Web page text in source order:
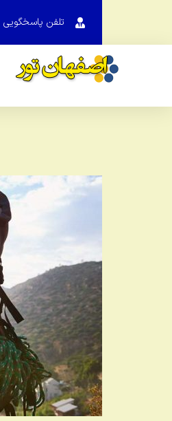
تلفن پاسخگویی